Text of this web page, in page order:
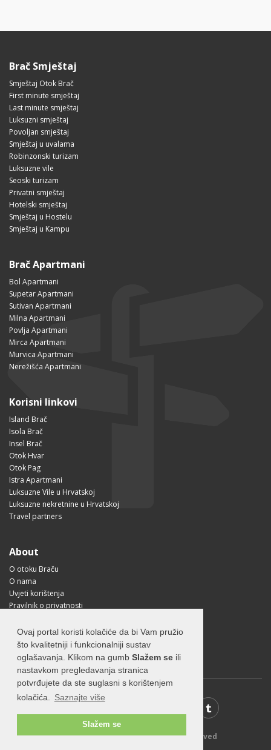
Ovaj portal koristi kolačiće da bi Vam pružio
što kvalitetniji i funkcionalniji sustav
oglašavanja. Klikom na gumb Slažem se ili
nastavkom pregledavanja stranica
potvrđujete da ste suglasni s korištenjem
kolačića.
Saznajte više
Slažem se
Brač Smještaj
Smještaj Otok Brač
First minute smještaj
Last minute smještaj
Luksuzni smještaj
Povoljan smještaj
Smještaj u uvalama
Robinzonski turizam
Luksuzne vile
Seoski turizam
Privatni smještaj
Hotelski smještaj
Smještaj u Hostelu
Smještaj u Kampu
Brač Apartmani
Bol Apartmani
Supetar Apartmani
Sutivan Apartmani
Milna Apartmani
Povlja Apartmani
Mirca Apartmani
Murvica Apartmani
Nerežišća Apartmani
Korisni linkovi
Island Brač
Isola Brač
Insel Brač
Otok Hvar
Otok Pag
Istra Apartmani
Luksuzne Vile u Hrvatskoj
Luksuzne nekretnine u Hrvatskoj
Travel partners
About
O otoku Braču
O nama
Uvjeti korištenja
Pravilnik o privatnosti
Kako doći na Brač?
Visit Croatia
© 2026 Visit-Brac.com - All rights reserved